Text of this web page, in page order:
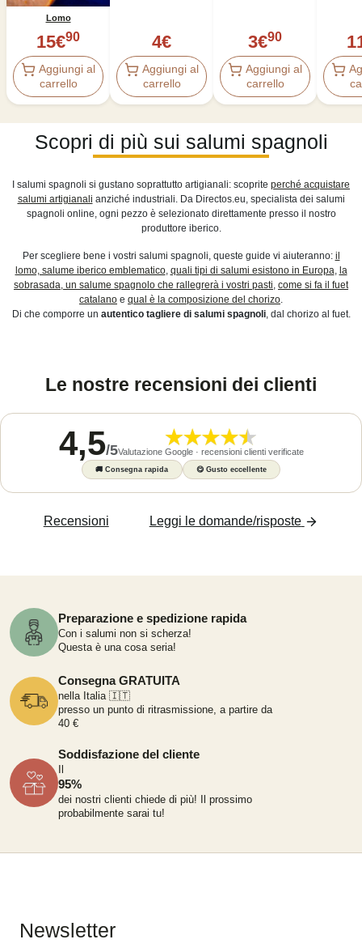
Lomo
15€90
Aggiungi al
carrello
4€
Aggiungi al
carrello
3€90
Aggiungi al
carrello
Scopri di più sui salumi spagnoli
I salumi spagnoli si gustano soprattutto artigianali: scoprite perché acquistare
salumi artigianali anziché industriali. Da Directos.eu, specialista dei salumi
spagnoli online, ogni pezzo è selezionato direttamente presso il nostro
produttore iberico.
Per scegliere bene i vostri salumi spagnoli, queste guide vi aiuteranno: il
lomo, salume iberico emblematico, quali tipi di salumi esistono in Europa, la
sobrasada, un salume spagnolo che rallegrerà i vostri pasti, come si fa il fuet
catalano e qual è la composizione del chorizo.
Di che comporre un autentico tagliere di salumi spagnoli, dal chorizo al fuet.
Le nostre recensioni dei clienti
4,5/5Valutazione Google · recensioni clienti verificate
🚚Consegna rapida 😋 Gusto eccellente
Recensioni Leggi le domande/risposte
Preparazione e spedizione rapida
Con i salumi non si scherza!
Questa è una cosa seria!
Consegna GRATUITA
nella Italia 🇮🇹
presso un punto di ritrasmissione, a partire da
40 €
Soddisfazione del cliente
Il
95%
dei nostri clienti chiede di più! Il prossimo
probabilmente sarai tu!
Newsletter